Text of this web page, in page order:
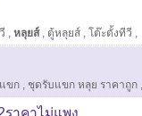
, หลุยส์, ตู้หลุยส์ , โต๊ะตั้งทีวี ,
ขก , ชุดรับแขก หลุย ราคาถูก ,
ราคาไม่แพง